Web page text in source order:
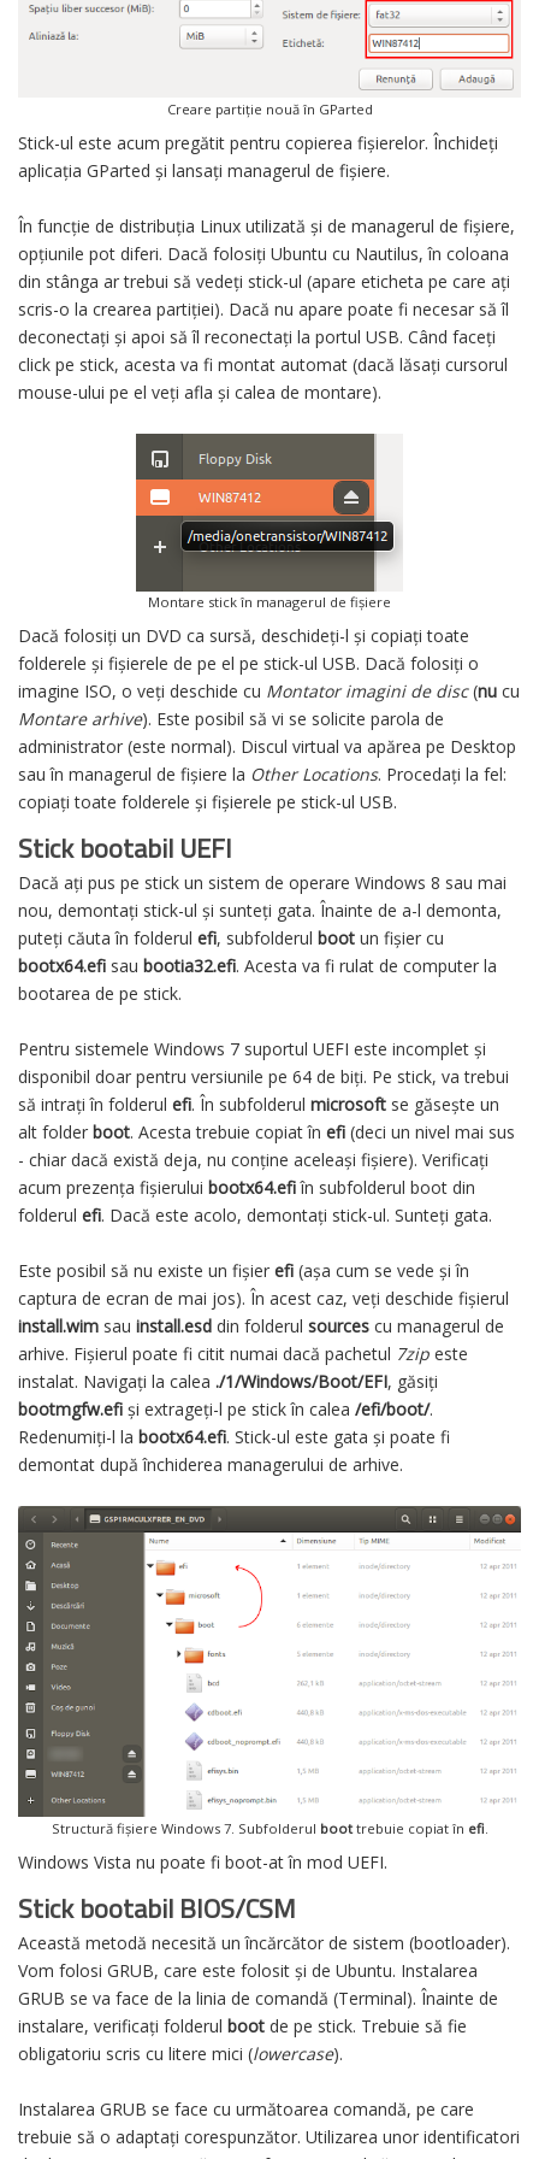
Creare partiție nouă în GParted
Stick-ul este acum pregătit pentru copierea fișierelor. Închideți
aplicația GParted și lansați managerul de fișiere.
În funcție de distribuția Linux utilizată și de managerul de fișiere,
opțiunile pot diferi. Dacă folosiți Ubuntu cu Nautilus, în coloana
din stânga ar trebui să vedeți stick-ul (apare eticheta pe care ați
scris-o la crearea partiției). Dacă nu apare poate fi necesar să îl
deconectați și apoi să îl reconectați la portul USB. Când faceți
click pe stick, acesta va fi montat automat (dacă lăsați cursorul
mouse-ului pe el veți afla și calea de montare).
Montare stick în managerul de fișiere
Dacă folosiți un DVD ca sursă, deschideți-l și copiați toate
folderele și fișierele de pe el pe stick-ul USB. Dacă folosiți o
imagine ISO, o veți deschide cu Montator imagini de disc(nu cu
Montare arhive). Este posibil să vi se solicite parola de
administrator (este normal). Discul virtual va apărea pe Desktop
sau în managerul de fișiere la Other Locations. Procedați la fel:
copiați toate folderele și fișierele pe stick-ul USB.
Stick bootabil UEFI
Dacă ați pus pe stick un sistem de operare Windows 8 sau mai
nou, demontați stick-ul și sunteți gata. Înainte de a-l demonta,
puteți căuta în folderul efi, subfolderul boot un fișier cu
bootx64.efi sau bootia32.efi. Acesta va fi rulat de computer la
bootarea de pe stick.
Pentru sistemele Windows 7 suportul UEFI este incomplet și
disponibil doar pentru versiunile pe 64 de biți. Pe stick, va trebui
să intrați în folderul efi. În subfolderul microsoft se găsește un
alt folder boot. Acesta trebuie copiat în efi (deci un nivel mai sus
- chiar dacă există deja, nu conține aceleași fișiere). Verificați
acum prezența fișierului bootx64.efiîn subfolderul boot din
folderul efi. Dacă este acolo, demontați stick-ul. Sunteți gata.
Este posibil să nu existe un fișier efi (așa cum se vede și în
captura de ecran de mai jos). În acest caz, veți deschide fișierul
install.wim sau install.esd din folderul sources cu managerul de
arhive. Fișierul poate fi citit numai dacă pachetul 7zip este
instalat. Navigați la calea ./1/Windows/Boot/EFI, găsiți
bootmgfw.efi și extrageți-l pe stick în calea /efi/boot/.
Redenumiți-l la bootx64.efi. Stick-ul este gata și poate fi
demontat după închiderea managerului de arhive.
Structură fișiere Windows 7. Subfolderul boottrebuie copiat în efi
Windows Vista nu poate fi boot-at în mod UEFI.
Stick bootabil BIOS/CSM
Această metodă necesită un încărcător de sistem (bootloader).
Vom folosi GRUB, care este folosit și de Ubuntu. Instalarea
GRUB se va face de la linia de comandă (Terminal). Înainte de
instalare, verificați folderul boot de pe stick. Trebuie să fie
obligatoriu scris cu litere mici (lowercase).
Instalarea GRUB se face cu următoarea comandă, pe care
trebuie să o adaptați corespunzător. Utilizarea unor identificatori